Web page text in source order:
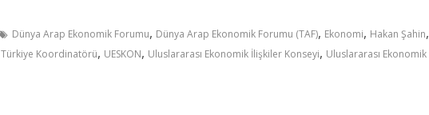
Dünya Arap Ekonomik Forumu, Dünya Arap Ekonomik Forumu (TAF), Ekonomi, Hakan Şahin,
Türkiye Koordinatörü, UESKON, Uluslararası Ekonomik İlişkiler Konseyi, Uluslararası Ekonomik